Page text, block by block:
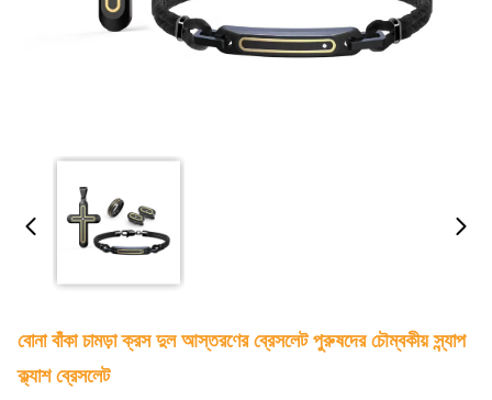
বোনা বাঁকা চামড়া ক্রস দুল আস্তরণের ব্রেসলেট পুরুষদের চৌম্বকীয় স্ন্যাপ
ক্ল্যাশ ব্রেসলেট